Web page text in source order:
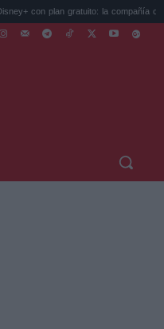
gratuito: la compañía confirma qu...